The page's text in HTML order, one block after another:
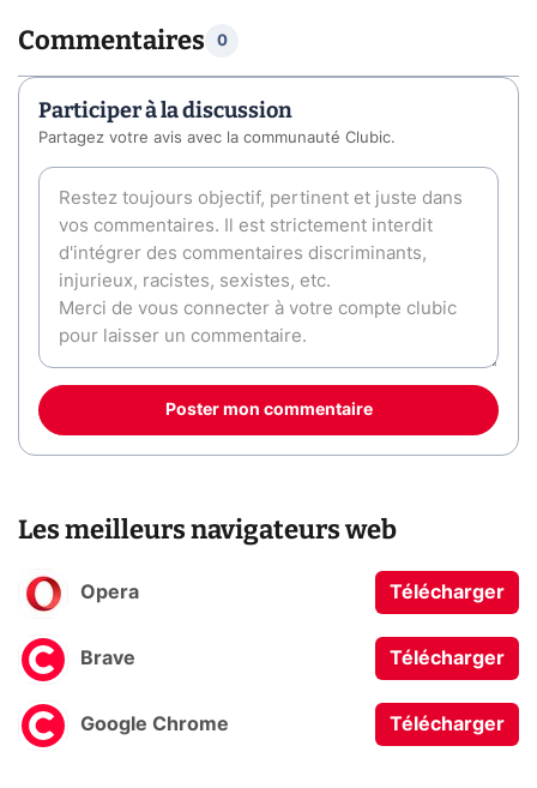
Commentaires 0
Participer à la discussion
Partagez votre avis avec la communauté Clubic.
Poster mon commentaire
Les meilleurs navigateurs web
Opera Télécharger
Brave Télécharger
Google Chrome Télécharger